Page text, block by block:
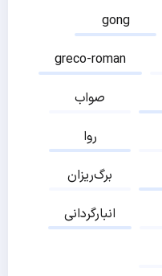
gong
greco-roman
صواب
روا
برگ‌ریزان
انبارگردانی